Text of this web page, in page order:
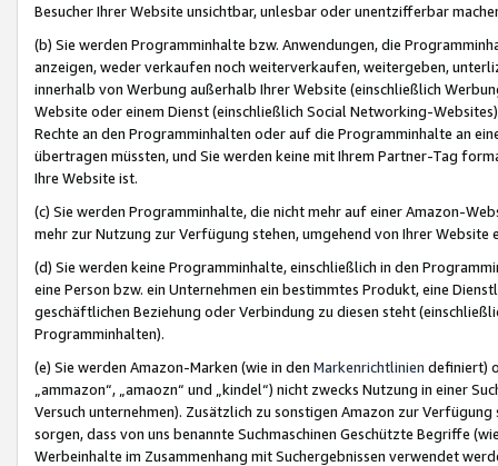
Besucher Ihrer Website unsichtbar, unlesbar oder unentzifferbar
(b) Sie werden Programminhalte bzw. Anwendungen, die
anzeigen, weder verkaufen noch weiterverkaufen, weitergeben,
innerhalb von Werbung außerhalb Ihrer Website (einschließlich
Website oder einem Dienst (einschließlich Social Networking-
Rechte an den Programminhalten oder auf die Programminhalte an
übertragen müssten, und Sie werden keine mit Ihrem Partner-Tag
Ihre Website ist.
(c) Sie werden Programminhalte, die nicht mehr auf einer Amazon-
mehr zur Nutzung zur Verfügung stehen, umgehend von Ihrer
(d) Sie werden keine Programminhalte, einschließlich in den
eine Person bzw. ein Unternehmen ein bestimmtes Produkt, eine
geschäftlichen Beziehung oder Verbindung zu diesen steht
Programminhalten).
(e) Sie werden Amazon-Marken (wie in den Markenrichtlinien definiert)
„ammazon“, „amaozn“ und „kindel“) nicht zwecks Nutzung in einer
Versuch unternehmen). Zusätzlich zu sonstigen Amazon zur
sorgen, dass von uns benannte Suchmaschinen Geschützte Begriffe
Werbeinhalte im Zusammenhang mit Suchergebnissen verwendet